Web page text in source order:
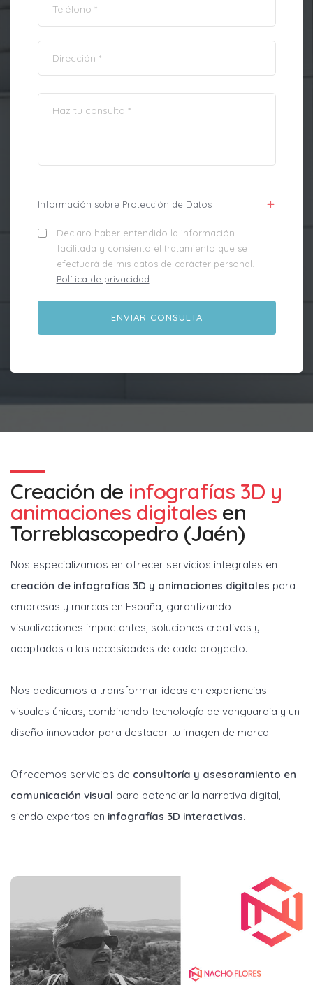
Información sobre Protección de Datos
Declaro haber entendido la información
facilitada y consiento el tratamiento que se
efectuará de mis datos de carácter personal.
Política de privacidad.
Creación de infografías 3D y
animaciones digitales en
Torreblascopedro (Jaén)
Nos especializamos en ofrecer servicios integrales en
creación de infografías 3D y animaciones digitales para
empresas y marcas en España, garantizando
visualizaciones impactantes, soluciones creativas y
adaptadas a las necesidades de cada proyecto.
Nos dedicamos a transformar ideas en experiencias
visuales únicas, combinando tecnología de vanguardia y un
diseño innovador para destacar tu imagen de marca.
Ofrecemos servicios de consultoría y asesoramiento en
comunicación visual para potenciar la narrativa digital,
siendo expertos en infografías 3D interactivas.